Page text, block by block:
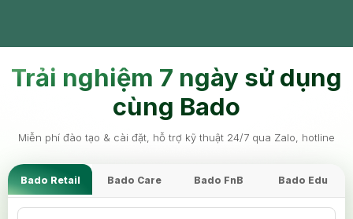
Trải nghiệm 7 ngày sử dụng
cùng Bado
Miễn phí đào tạo & cài đặt, hỗ trợ kỹ thuật 24/7 qua Zalo, hotline
Bado Retail Bado Care Bado FnB Bado Edu